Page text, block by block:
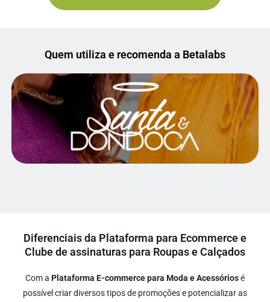
Quem utiliza e recomenda a Betalabs
Diferenciais da Plataforma para Ecommerce e
Clube de assinaturas para Roupas e Calçados
Com a Plataforma E-commerce para Moda e Acessóriosé
possível criar diversos tipos de promoções e potencializar as